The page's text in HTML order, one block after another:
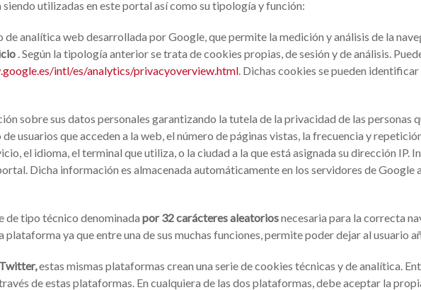
utilizadas en este portal así como su tipología y función:
de analítica web desarrollada por Google, que permite la medición y análisis de la
. Según la tipología anterior se trata de cookies propias, de sesión y de análisis.
intl/es/analytics/privacyoverview.html. Dichas cookies se pueden
sobre sus datos personales garantizando la tutela de la privacidad de las personas
usuarios que acceden a la web, el número de páginas vistas, la frecuencia y
el idioma, el terminal que utiliza, o la ciudad a la que está asignada su dirección IP.
Dicha información es almacenada automáticamente en los servidores de Google
de tipo técnico denominada por 32 carácteres aleatoriosnecesaria para la correcta
ya que entre una de sus muchas funciones, permite poder dejar al usuario
estas mismas plataformas crean una serie de cookies técnicas y de analítica.
de estas plataformas. En cualquiera de las dos plataformas, debe aceptar la